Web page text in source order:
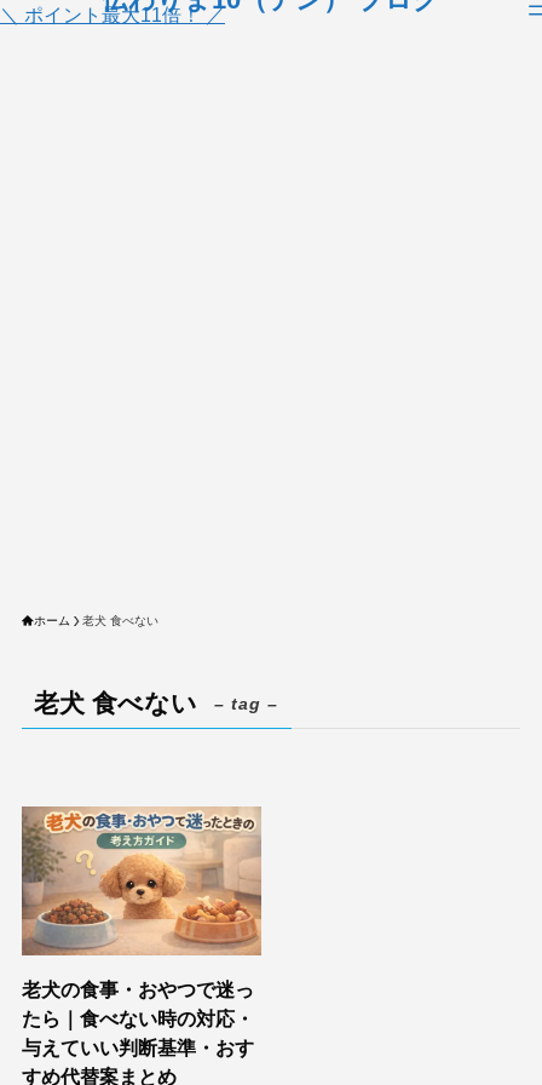
＼ ポイント最大11倍！ ／
ホーム 老犬 食べない
老犬 食べない – tag –
老犬の食事・おやつで迷っ
たら｜食べない時の対応・
与えていい判断基準・おす
すめ代替案まとめ